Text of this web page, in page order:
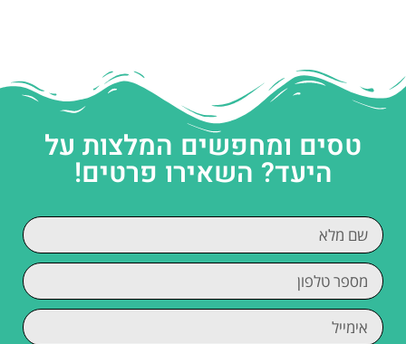
טסים ומחפשים המלצות על
היעד? השאירו פרטים!